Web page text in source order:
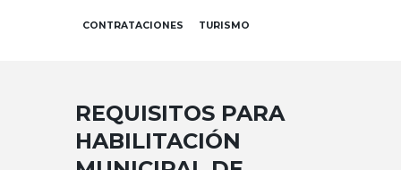
CONTRATACIONES TURISMO
REQUISITOS PARA
HABILITACIÓN